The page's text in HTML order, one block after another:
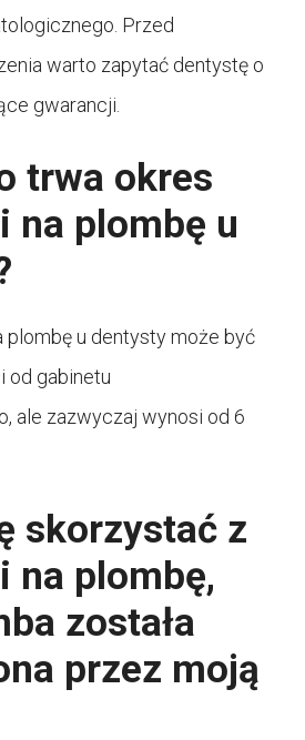
Przed
warto zapytać dentystę o
gwarancji.
trwa okres
na plombę u
plombę u dentysty może być
od gabinetu
ale zazwyczaj wynosi od 6
skorzystać z
na plombę,
została
przez moją